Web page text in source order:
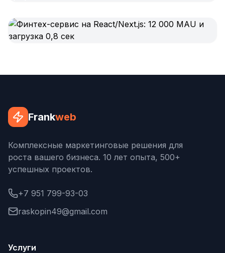
Frankweb
Комплексные маркетинговые решения для
роста вашего бизнеса. 10 лет опыта, 500+
успешных проектов.
+7 951 799-93-03
raskopin49@gmail.com
Услуги